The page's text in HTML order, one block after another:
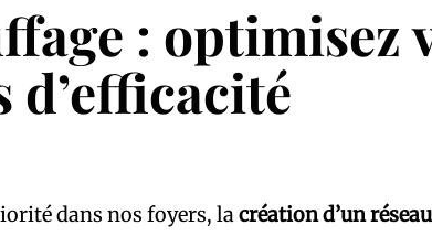
: optimisez
dans nos foyers, lacréation d’un